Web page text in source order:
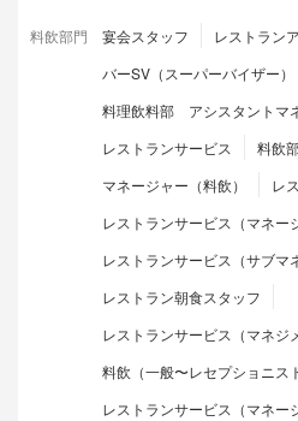
料飲部門 宴会スタッフ
レストラン
バーSV（スーパーバイザー）
料理飲料部 アシスタントマ
レストランサービス
料飲
マネージャー（料飲）
レ
レストランサービス（マネー
レストランサービス（サブマ
レストラン朝食スタッフ
レストランサービス（マネジ
料飲（一般〜レセプショニス
レストランサービス（マネー